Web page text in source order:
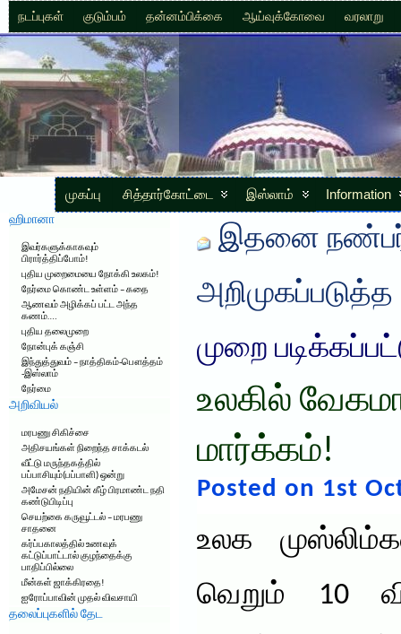
நடப்புகள் குடும்பம் தன்னம்பிக்கை ஆய்வுக்கோவை வரலாறு
முகப்பு சித்தார்கோட்டை இஸ்லாம் Information
ஹிமானா
இவர்களுக்காகவும்
பிரார்த்திப்போம்!
புதிய முறைமையை நோக்கி உலகம்!
நேர்மை கொண்ட உள்ளம் – கதை
ஆணவம் அழிக்கப் பட்ட அந்த
கணம்….
புதிய தலைமுறை
நோன்புக் கஞ்சி
இந்துத்துவம் – நாத்திகம்-பௌத்தம்
-இஸ்லாம்
நேர்மை
அறிவியல்
மரபணு சிகிச்சை
அதிசயங்கள் நிறைந்த சாக்கடல்
வீட்டு மருந்தகத்தில்
பப்பாசியும்(பப்பாளி) ஒன்று
அமேசன் நதியின் கீழ் பிரமாண்ட நதி
கண்டுபிடிப்பு
செயற்கை கருவூட்டல் – மரபணு
சாதனை
கர்ப்பகாலத்தில் உணவுக்
கட்டுப்பாட்டால் குழந்தைக்கு
பாதிப்பில்லை
மீன்கள் ஜாக்கிரதை!
ஐரோப்பாவின் முதல் விவசாயி
தலைப்புகளில் தேட
இதனை
அறிமுகப்படுத்த
முறை
உலகில்
மார்க்கம்!
Posted on 1st
உலக
வெறும் 10